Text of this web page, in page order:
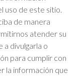
uso de este sitio.
de manera
atender su
a divulgarla o
para cumplir con
la información que